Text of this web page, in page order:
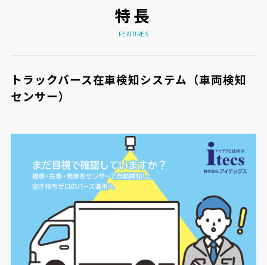
特長
FEATURES
トラックバース在車検知システム（車両検知
センサー）